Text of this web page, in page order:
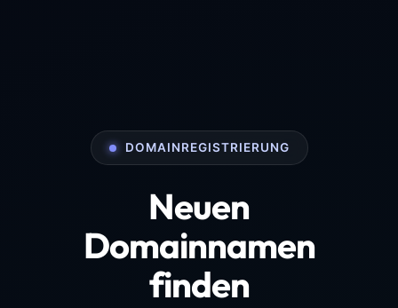
DOMAINREGISTRIERUNG
Neuen
Domainnamen
finden